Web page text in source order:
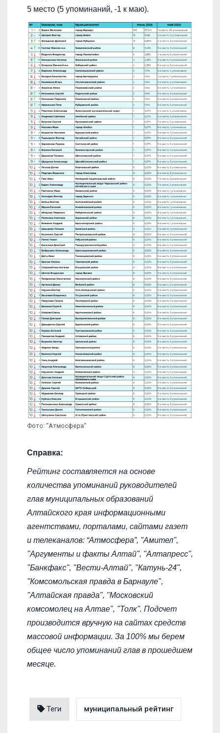
5 место (5 упоминаний, -1 к маю).
Фото: "Атмосфера"
Справка:
Рейтинг составляется на основе
количества упоминаний руководителей
глав муниципальных образований
Алтайского края информационными
агентствами, порталами, сайтами газет
и телеканалов: “Атмосфера”, "Амител",
"Аргументы и факты Алтай", "Алтапресс",
"Банкфакс", "Вести-Алтай", "Катунь-24",
"Комсомольская правда в Барнауле",
"Алтайская правда", "Московский
комсомолец на Алтае", "Толк". Подсчет
производится вручную на сайтах средств
массовой информации. За 100% мы берем
общее число упоминаний глав в прошедшем
месяце.
Теги муниципальный рейтинг